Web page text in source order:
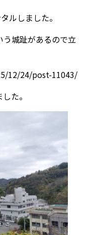
ルしました。
城趾があるので立
12/24/post-11043/
た。